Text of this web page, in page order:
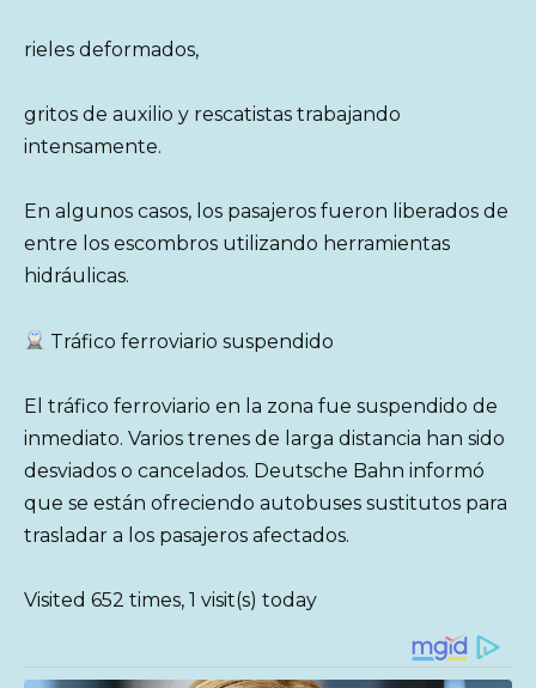
rieles deformados,
gritos de auxilio y rescatistas trabajando
intensamente.
En algunos casos, los pasajeros fueron liberados de
entre los escombros utilizando herramientas
hidráulicas.
Tráfico ferroviario suspendido
El tráfico ferroviario en la zona fue suspendido de
inmediato. Varios trenes de larga distancia han sido
desviados o cancelados. Deutsche Bahn informó
que se están ofreciendo autobuses sustitutos para
trasladar a los pasajeros afectados.
Visited 652 times, 1 visit(s) today